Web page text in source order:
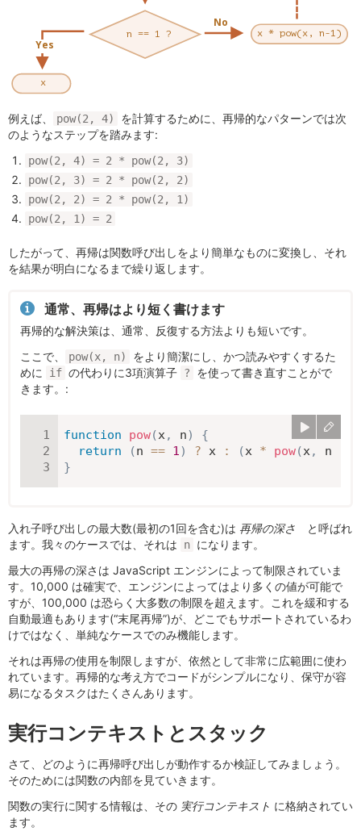
例えば、 pow(2, 4)
を計算するために、再帰的なパターンでは次
のようなステップを踏みます:
pow(2, 4) = 2 * pow(2, 3)
pow(2, 3) = 2 * pow(2, 2)
pow(2, 2) = 2 * pow(2, 1)
pow(2, 1) = 2
したがって、再帰は関数呼び出しをより簡単なものに変換し、それ
を結果が明白になるまで繰り返します。
通常、再帰はより短く書けます
再帰的な解決策は、通常、反復する方法よりも短いです。
ここで、
pow(x, n)
をより簡潔にし、かつ読みやすくするた
めに
if の代わりに3項演算子 ?
を使って書き直すことがで
きます。:
function pow(x, n)
{
return
(n == 1) ? x : (x * pow(x, n
}
入れ子呼び出しの最大数(最初の1回を含む)は 再帰の深さ と呼ばれ
ます。我々のケースでは、それは
n になります。
最大の再帰の深さは JavaScript エンジンによって制限されていま
す。10,000 は確実で、エンジンによってはより多くの値が可能で
すが、100,000 は恐らく大多数の制限を超えます。これを緩和する
自動最適もあります(“末尾再帰”)が、どこでもサポートされているわ
けではなく、単純なケースでのみ機能します。
それは再帰の使用を制限しますが、依然として非常に広範囲に使わ
れています。再帰的な考え方でコードがシンプルになり、保守が容
易になるタスクはたくさんあります。
実行コンテキストとスタック
さて、どのように再帰呼び出しが動作するか検証してみましょう。
そのためには関数の内部を見ていきます。
関数の実行に関する情報は、その 実行コンテキスト に格納されてい
ます。